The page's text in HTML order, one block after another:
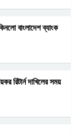
বাংলাদেশ ব্যাংক
রিটার্ন দাখিলের সময়